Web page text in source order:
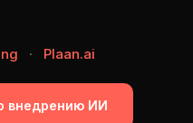
· Plaan.ai
внедрению ИИ